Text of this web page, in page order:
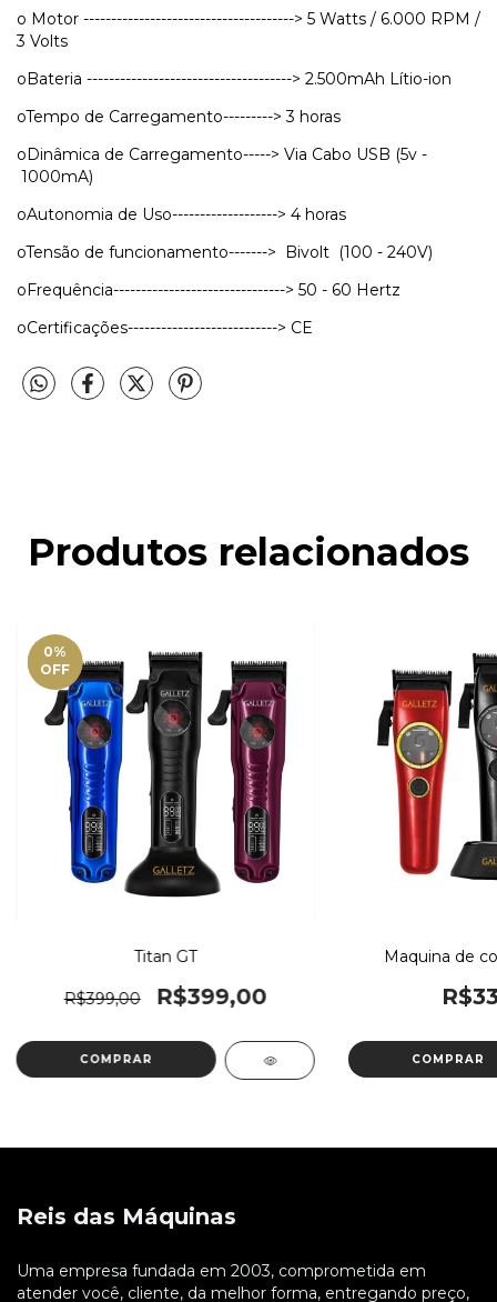
o Motor --------------------------------------> 5 Watts / 6.000 RPM /
3 Volts
oBateria -------------------------------------> 2.500mAh Lítio-ion
oTempo de Carregamento---------> 3 horas
oDinâmica de Carregamento-----> Via Cabo USB (5v -
1000mA)
oAutonomia de Uso-------------------> 4 horas
oTensão de funcionamento-------> Bivolt (100 - 240V)
oFrequência-------------------------------> 50 - 60 Hertz
oCertificações---------------------------> CE
Produtos relacionados
0%
OFF
Titan GT
R$399,00 R$399,00
Maquina de
Reis das Máquinas
Uma empresa fundada em 2003, comprometida em
atender você, cliente, da melhor forma, entregando preço,